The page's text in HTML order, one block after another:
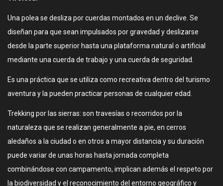
Una polea se desliza por cuerdas montados en un declive. Se
diseñan para que sean impulsados por gravedad y deslizarse
desde la parte superior hasta una plataforma natural o artificial
mediante una cuerda de trabajo y una cuerda de seguridad.
Es una práctica que se utiliza como recreativa dentro del turismo
aventura y la pueden practicar personas de cualquier edad.
Trekking por las sierras: son travesías o recorridos por la
naturaleza que se realizan generalmente a pie, en cerros
aledaños a la ciudad o en otros a mayor distancia y su duración
puede variar de unas horas hasta jornada completa
combinándose con campamento, implican además el respeto por
la biodiversidad y el reconocimiento del entorno geográfico y